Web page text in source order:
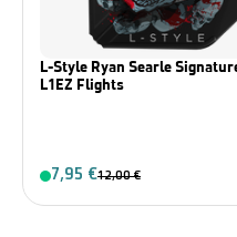
L-Style Ryan Searle
L1EZ Flights
7,95 €12,00 €